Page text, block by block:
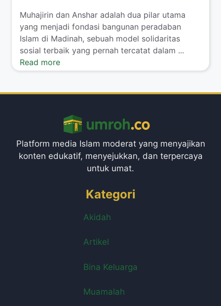
Muhajirin dan Anshar adalah dua pilar utama
yang menjadi fondasi bangunan peradaban
Islam di Madinah, sebuah model solidaritas
sosial terbaik yang pernah tercatat dalam ...
Read more
Platform media Islam moderat yang menyajikan
konten edukatif, menyejukkan, dan terpercaya
untuk umat.
Kategori
Akidah
Artikel
Bina Keluarga
Muamalah